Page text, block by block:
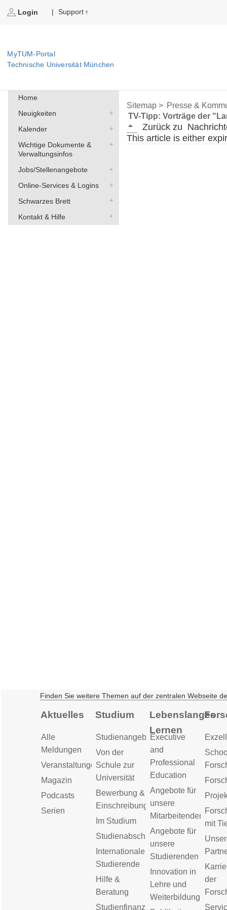
Login | Support
MyTUM-Portal
Technische Universität München
Home
Neuigkeiten
Kalender
Wichtige Dokumente &
Verwaltungsinfos
Jobs/Stellenangebote
Online-Services & Logins
Schwarzes Brett
Kontakt & Hilfe
Sitemap > Presse &
TV-Tipp: Vorträge der
Zurück zu
This article is either
Finden Sie weitere Themen auf der zentralen Webseite
Aktuelles
Alle
Meldungen
Veranstaltungen
Magazin
Podcasts
Serien
Studium
Studienangebot
Von der
Schule zur
Universität
Bewerbung &
Einschreibung
Im Studium
Studienabschluss
Internationale
Studierende
Hilfe &
Beratung
Studienfinanzierung
Lebenslanges
Lernen
Executive
and
Professional
Education
Angebote für
unsere
Mitarbeitenden
Angebote für
unsere
Studierenden
Innovation in
Lehre und
Weiterbildung
mit
der